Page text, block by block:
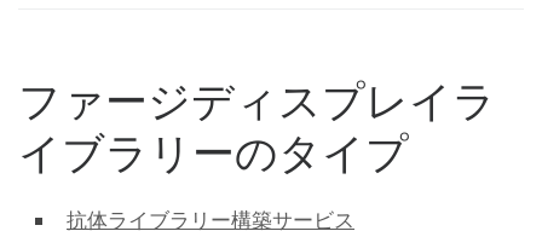
ファージディスプレイラ
イブラリーのタイプ
抗体ライブラリー構築サービス